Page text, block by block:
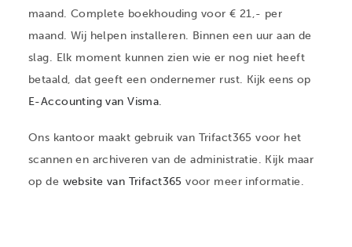
maand. Complete boekhouding voor € 21,- per
maand. Wij helpen installeren. Binnen een uur aan de
slag. Elk moment kunnen zien wie er nog niet heeft
betaald, dat geeft een ondernemer rust. Kijk eens op
E-Accounting van Visma.
Ons kantoor maakt gebruik van Trifact365 voor het
scannen en archiveren van de administratie. Kijk maar
op de website van Trifact365voor meer informatie.